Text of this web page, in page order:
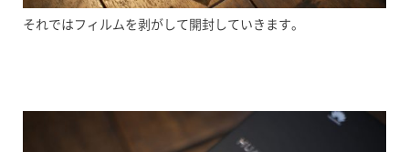
それではフィルムを剥がして開封していきます。